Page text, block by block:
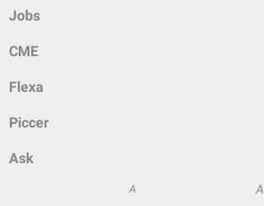
Jobs
CME
Flexa
Piccer
Ask
A A